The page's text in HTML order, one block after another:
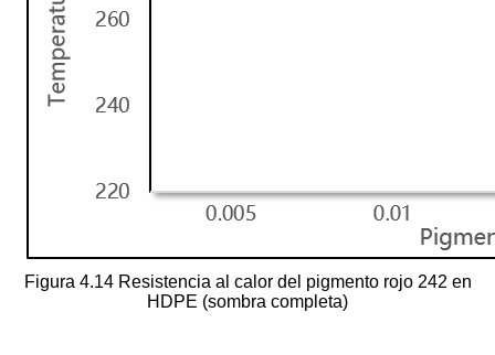
Figura 4.14 Resistencia al calor del pigmento rojo 242 en
HDPE (sombra completa)